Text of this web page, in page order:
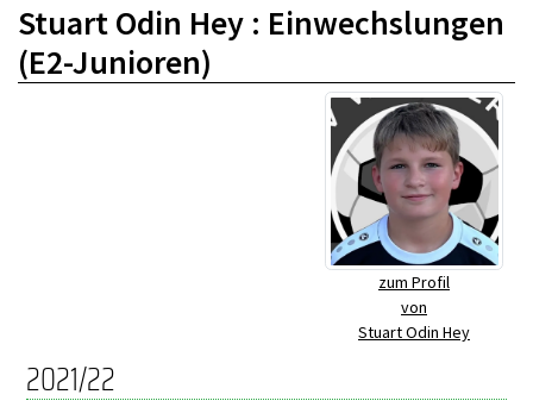
Stuart Odin Hey : Einwechslungen
(E2-Junioren)
zum Profil
von
Stuart Odin Hey
2021/22